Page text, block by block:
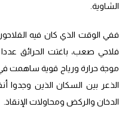
الشاوية.
ففي الوقت الذي كان فيه
فلاحي صعب، باغتت الحرائق
موجة حرارة ورياح قوية ساهمت في
الذعر بين السكان الذين
الدخان والركض ومحاولات الإنقاذ.